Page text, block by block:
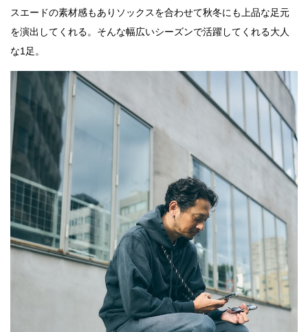
スエードの素材感もありソックスを合わせて秋冬にも上品な足元
を演出してくれる。そんな幅広いシーズンで活躍してくれる大人
な1足。